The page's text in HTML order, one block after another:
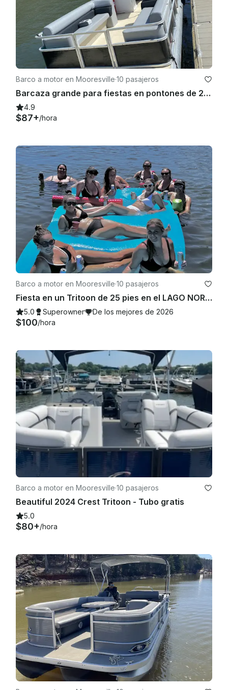
Barco a motor en Mooresville·10 pasajeros
Barcaza grande para fiestas en pontones de 25 pies
4.9
$87+/hora
Barco a motor en Mooresville·10 pasajeros
Fiesta en un Tritoon de 25 pies en el LAGO NORMAN, gas, bluetooth y flotadores incluidos
5.0 Superowner De los mejores de 2026
$100/hora
Barco a motor en Mooresville·10 pasajeros
Beautiful 2024 Crest Tritoon - Tubo gratis
5.0
$80+/hora